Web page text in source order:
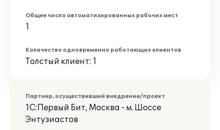
Общее число автоматизированных рабочих мест
1
Количество одновременно работающих клиентов
Толстый клиент: 1
Партнер, осуществивший внедрение/проект
1С:Первый Бит, Москва - м. Шоссе
Энтузиастов